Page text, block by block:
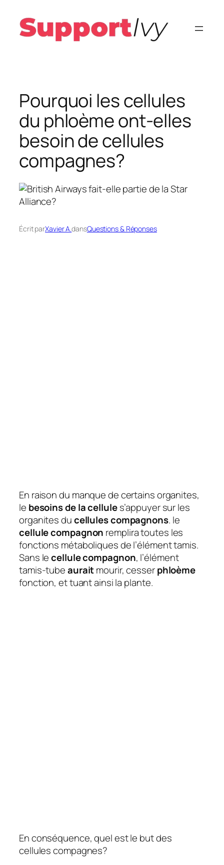
contenu
Pourquoi les cellules
du phloème ont-elles
besoin de cellules
compagnes?
Écrit parXavier A.dansQuestions & Réponses
En raison du manque de certains organites,
le besoins de la cellules’appuyer sur les
organites ducellules compagnons. le
cellule compagnon remplira toutes les
fonctions métaboliques de l’élément tamis.
Sans lecellule compagnon, l’élément
tamis-tubeauraitmourir, cesserphloème
fonction, et tuant ainsi la plante.
En conséquence, quel est le but des
cellules compagnes?